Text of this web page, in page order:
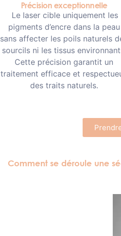
Précision exceptionnelle
Le laser cible uniquement les
pigments d’encre dans la peau
sans affecter les poils naturels
sourcils ni les tissus
Cette précision garantit un
traitement efficace et
des traits naturels.
Comment se déroule une